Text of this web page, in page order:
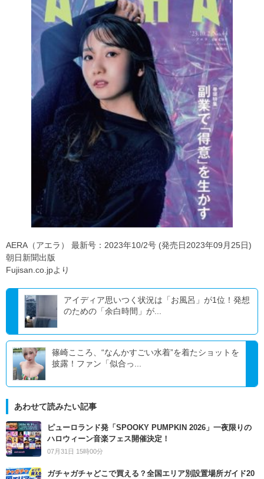
AERA（アエラ） 最新号：2023年10/2号 (発売日2023年09月25日)
朝日新聞出版
Fujisan.co.jpより
アイディア思いつく状況は「お風呂」が1位！発想
のための「余白時間」が...
篠崎こころ、“なんかすごい水着”を着たショットを
披露！ファン「似合っ...
あわせて読みたい記事
ピューロランド発「SPOOKY PUMPKIN 2026」一夜限りの
ハロウィーン音楽フェス開催決定！
07月31日 15時00分
ガチャガチャどこで買える？全国エリア別設置場所ガイド20